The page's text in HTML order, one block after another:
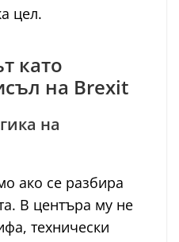
цел.
като
на Brexit
на
ако се разбира
В центъра му не
технически